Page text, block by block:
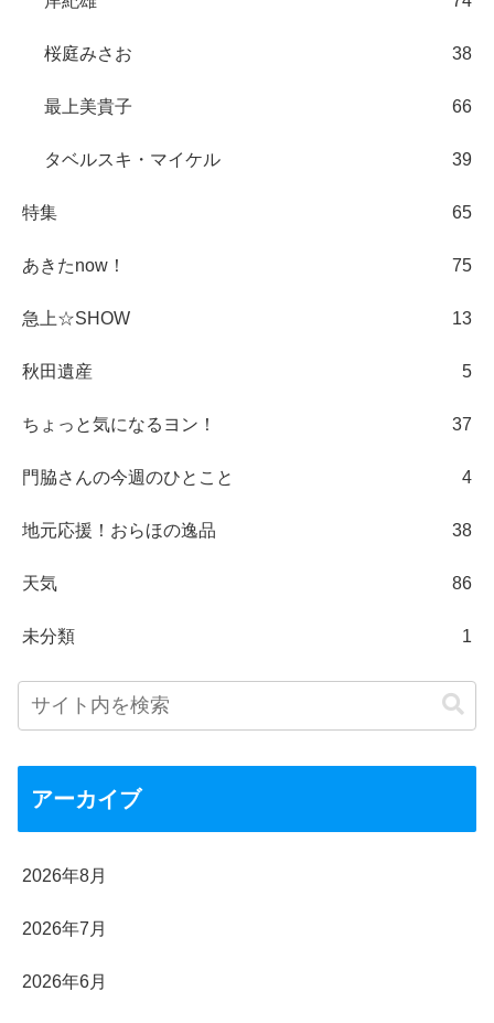
桜庭みさお 38
最上美貴子 66
タベルスキ・マイケル 39
特集 65
あきたnow！ 75
急上☆SHOW 13
秋田遺産 5
ちょっと気になるヨン！ 37
門脇さんの今週のひとこと 4
地元応援！おらほの逸品 38
天気 86
未分類 1
アーカイブ
2026年8月
2026年7月
2026年6月